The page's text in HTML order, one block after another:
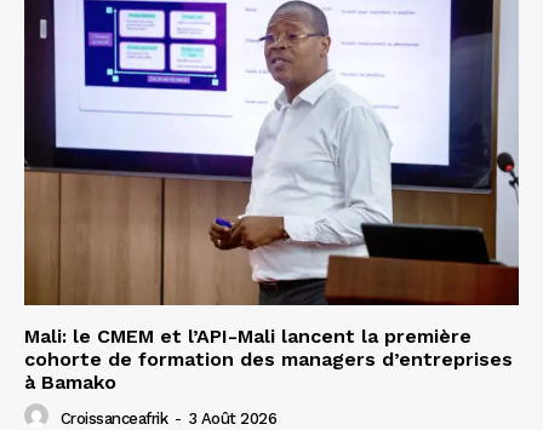
Mali: le CMEM et l’API-Mali lancent la première
cohorte de formation des managers d’entreprises
à Bamako
Croissanceafrik - 3 Août 2026